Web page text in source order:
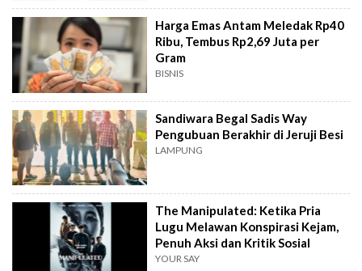
Harga Emas Antam Meledak Rp40
Ribu, Tembus Rp2,69 Juta per
Gram
BISNIS
Sandiwara Begal Sadis Way
Pengubuan Berakhir di Jeruji Besi
LAMPUNG
The Manipulated: Ketika Pria
Lugu Melawan Konspirasi Kejam,
Penuh Aksi dan Kritik Sosial
YOUR SAY